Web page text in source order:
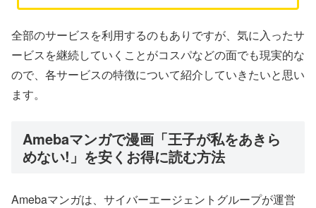
全部のサービスを利用するのもありですが、気に入ったサ
ービスを継続していくことがコスパなどの面でも現実的な
ので、各サービスの特徴について紹介していきたいと思い
ます。
Amebaマンガで漫画「王子が私をあきら
めない!」を安くお得に読む方法
Amebaマンガは、サイバーエージェントグループが運営